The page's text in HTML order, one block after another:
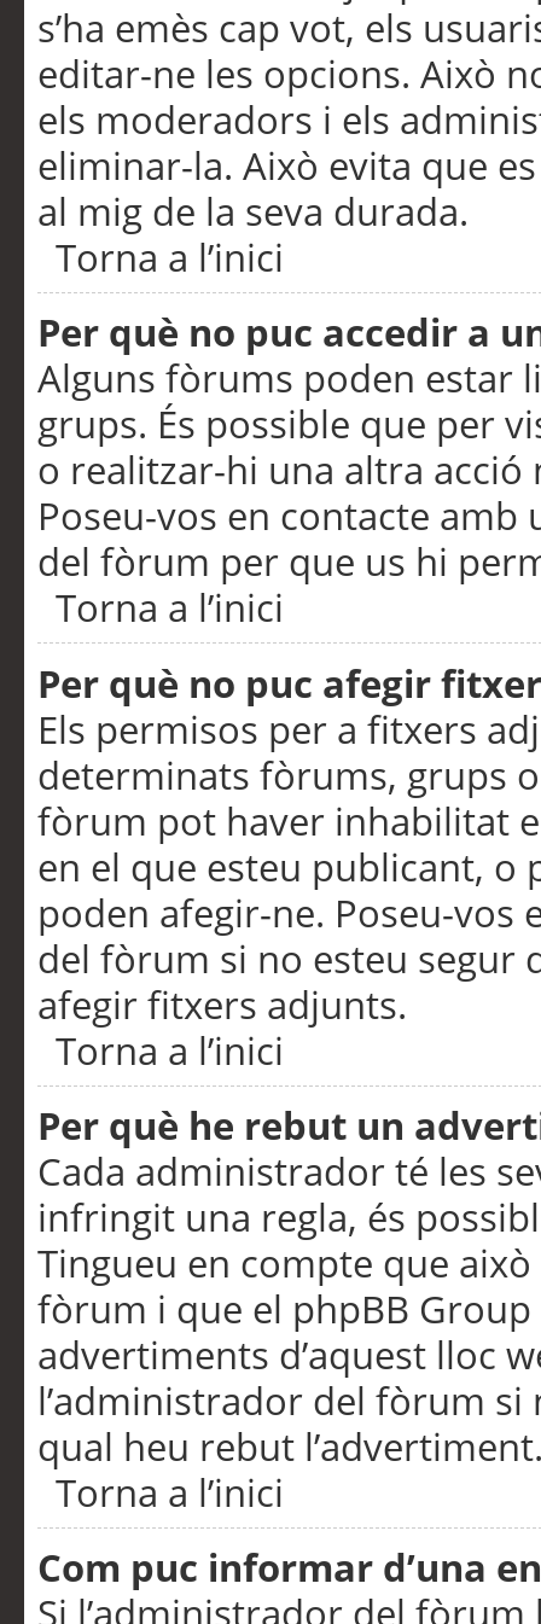
s’ha emès cap vot, els
editar-ne les opcions. Això
els moderadors i els
eliminar-la. Això evita que
al mig de la seva durada.
Torna a l’inici
Per què no puc accedir a
Alguns fòrums poden estar
grups. És possible que per
o realitzar-hi una altra acció
Poseu-vos en contacte
del fòrum per que us hi
Torna a l’inici
Per què no puc afegir
Els permisos per a fitxers
determinats fòrums, grups
fòrum pot haver inhabilitat
en el que esteu publicant,
poden afegir-ne. Poseu-vos
del fòrum si no esteu segur
afegir fitxers adjunts.
Torna a l’inici
Per què he rebut un
Cada administrador té les
infringit una regla, és
Tingueu en compte que
fòrum i que el phpBB
advertiments d’aquest lloc
l’administrador del fòrum
qual heu rebut
Torna a l’inici
Com puc informar d’una
Si l’administrador del